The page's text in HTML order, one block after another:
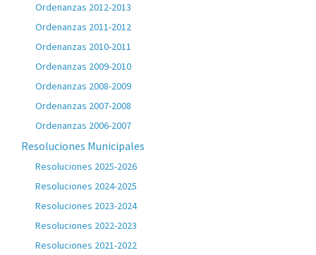
Ordenanzas 2012-2013
Ordenanzas 2011-2012
Ordenanzas 2010-2011
Ordenanzas 2009-2010
Ordenanzas 2008-2009
Ordenanzas 2007-2008
Ordenanzas 2006-2007
Resoluciones Municipales
Resoluciones 2025-2026
Resoluciones 2024-2025
Resoluciones 2023-2024
Resoluciones 2022-2023
Resoluciones 2021-2022